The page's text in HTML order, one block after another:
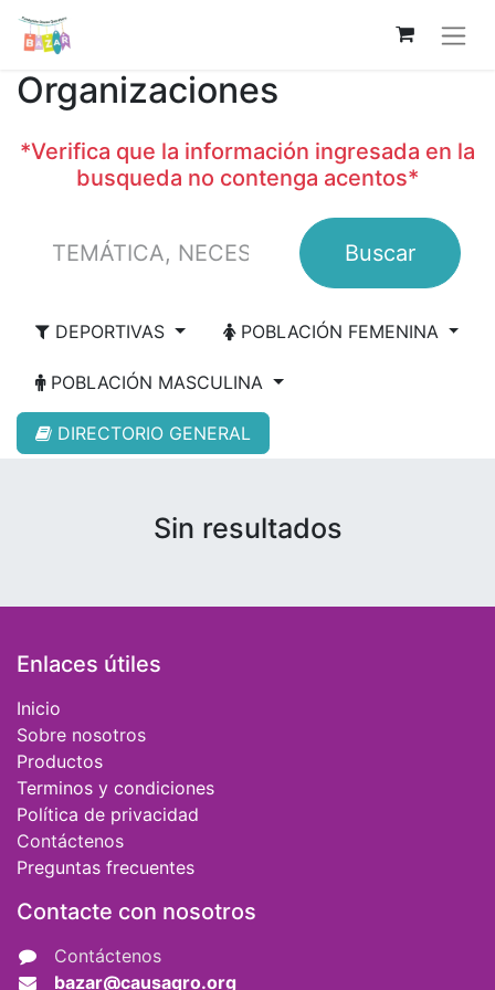
Organizaciones
*Verifica que la información ingresada en la
busqueda no contenga acentos*
Buscar
DEPORTIVAS POBLACIÓN FEMENINA
POBLACIÓN MASCULINA
DIRECTORIO GENERAL
Sin resultados
Enlaces útiles
Inicio
Sobre nosotros
Productos
Terminos y condiciones
Política de privacidad
Contáctenos
Preguntas frecuentes
Contacte con nosotros
Contáctenos
bazar@causaqro.org